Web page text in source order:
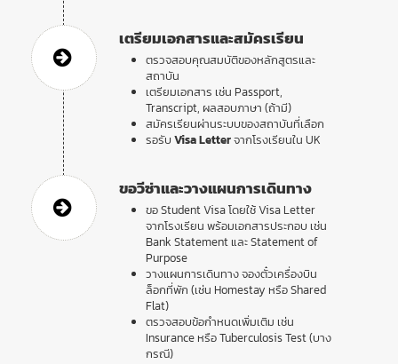
เตรียมเอกสารและสมัครเรียน
ตรวจสอบคุณสมบัติของหลักสูตรและ
สถาบัน
เตรียมเอกสาร เช่น Passport,
Transcript, ผลสอบภาษา (ถ้ามี)
สมัครเรียนผ่านระบบของสถาบันที่เลือก
รอรับ Visa Letterจากโรงเรียนใน UK
ขอวีซ่าและวางแผนการเดินทาง
ขอ Student Visa โดยใช้ Visa Letter
จากโรงเรียน พร้อมเอกสารประกอบ เช่น
Bank Statement และ Statement of
Purpose
วางแผนการเดินทาง จองตั๋วเครื่องบิน
ล็อกที่พัก (เช่น Homestay หรือ Shared
Flat)
ตรวจสอบข้อกำหนดเพิ่มเติม เช่น
Insurance หรือ Tuberculosis Test (บาง
กรณี)